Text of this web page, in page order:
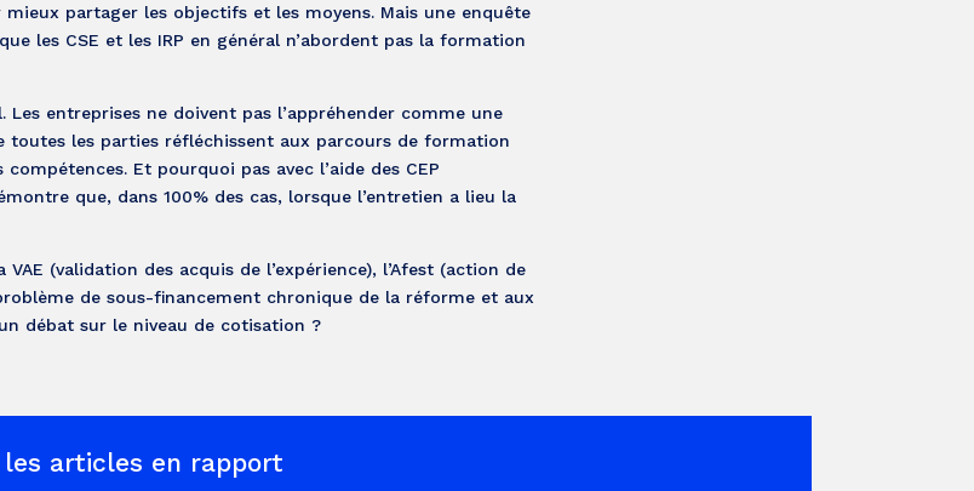
partager les objectifs et les moyens. Mais une enquête
les CSE et les IRP en général n’abordent pas la formation
entreprises ne doivent pas l’appréhender comme une
les parties réfléchissent aux parcours de formation
Et pourquoi pas avec l’aide des CEP
que, dans 100% des cas, lorsque l’entretien a lieu la
(validation des acquis de l’expérience), l’Afest (action de
de sous-financement chronique de la réforme et aux
débat sur le niveau de cotisation ?
articles en rapport